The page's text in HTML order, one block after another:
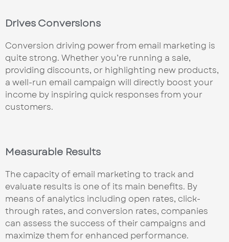
Drives Conversions
Conversion driving power from email marketing is
quite strong. Whether you’re running a sale,
providing discounts, or highlighting new products,
a well-run email campaign will directly boost your
income by inspiring quick responses from your
customers.
Measurable Results
The capacity of email marketing to track and
evaluate results is one of its main benefits. By
means of analytics including open rates, click-
through rates, and conversion rates, companies
can assess the success of their campaigns and
maximize them for enhanced performance.